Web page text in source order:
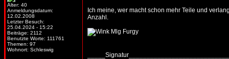
Alter: 40
Anmeldungsdatum:
12.02.2008
Letzter Besuch:
25.04.2024 - 15:22
Beiträge: 2112
Benutzte Worte: 111761
Themen: 97
Wohnort: Schleswig
Ich meine, wer macht schon mehr Teile und
Anzahl.
Mlg Furgy